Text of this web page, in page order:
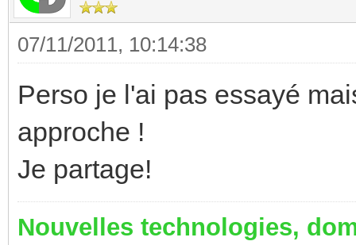
07/11/2011, 10:14:38
Perso je l'ai pas essayé
approche !
Je partage!
Nouvelles technologies,